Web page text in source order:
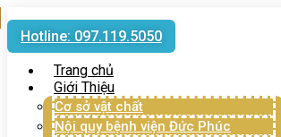
Hotline: 097.119.5050
Trang chủ
Giới Thiệu
Cơ sở vật chất
Nội quy bệnh viện Đức Phúc